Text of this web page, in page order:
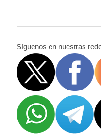
Síguenos en nuestras